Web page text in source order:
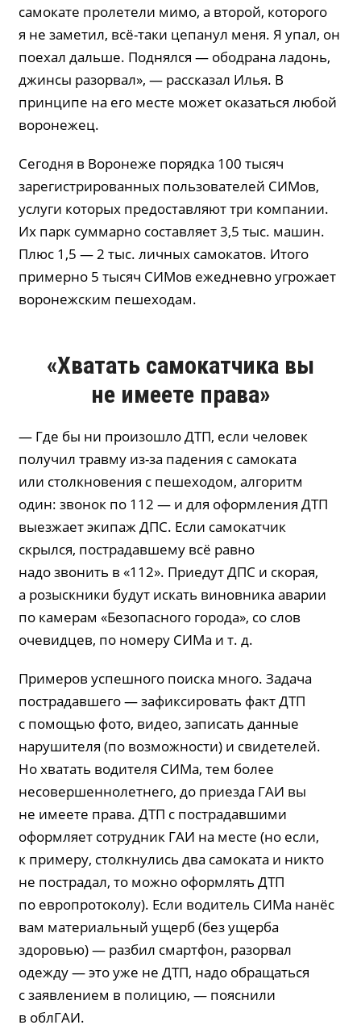
самокате пролетели мимо, а второй, которого
я не заметил, всё-таки цепанул меня. Я упал, он
поехал дальше. Поднялся — ободрана ладонь,
джинсы разорвал», — рассказал Илья. В
принципе на его месте может оказаться любой
воронежец.
Сегодня в Воронеже порядка 100 тысяч
зарегистрированных пользователей СИМов,
услуги которых предоставляют три компании.
Их парк суммарно составляет 3,5 тыс. машин.
Плюс 1,5 — 2 тыс. личных самокатов. Итого
примерно 5 тысяч СИМов ежедневно угрожает
воронежским пешеходам.
«Хватать самокатчика вы
не имеете права»
— Где бы ни произошло ДТП, если человек
получил травму из-за падения с самоката
или столкновения с пешеходом, алгоритм
один: звонок по 112 — и для оформления ДТП
выезжает экипаж ДПС. Если самокатчик
скрылся, пострадавшему всё равно
надо звонить в «112». Приедут ДПС и скорая,
а розыскники будут искать виновника аварии
по камерам «Безопасного города», со слов
очевидцев, по номеру СИМа и т. д.
Примеров успешного поиска много. Задача
пострадавшего — зафиксировать факт ДТП
с помощью фото, видео, записать данные
нарушителя (по возможности) и свидетелей.
Но хватать водителя СИМа, тем более
несовершеннолетнего, до приезда ГАИ вы
не имеете права. ДТП с пострадавшими
оформляет сотрудник ГАИ на месте (но если,
к примеру, столкнулись два самоката и никто
не пострадал, то можно оформлять ДТП
по европротоколу). Если водитель СИМа нанёс
вам материальный ущерб (без ущерба
здоровью) — разбил смартфон, разорвал
одежду — это уже не ДТП, надо обращаться
с заявлением в полицию, — пояснили
в облГАИ.